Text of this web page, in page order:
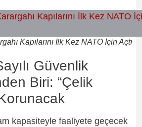
Kapılarını İlk Kez NATO İçin Açtı
Güvenlik
Biri: “Çelik
kapasiteyle faaliyete geçecek